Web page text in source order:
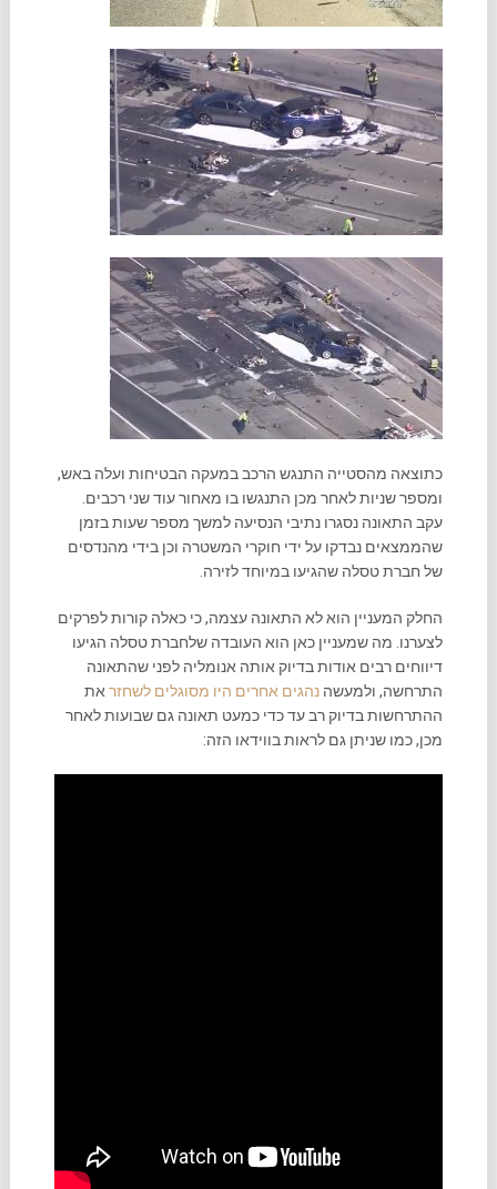
כתוצאה מהסטייה התנגש הרכב במעקה הבטיחות ועלה באש,
ומספר שניות לאחר מכן התנגשו בו מאחור עוד שני רכבים.
עקב התאונה נסגרו נתיבי הנסיעה למשך מספר שעות בזמן
שהממצאים נבדקו על ידי חוקרי המשטרה וכן בידי מהנדסים
של חברת טסלה שהגיעו במיוחד לזירה.
החלק המעניין הוא לא התאונה עצמה, כי כאלה קורות לפרקים
לצערנו. מה שמעניין כאן הוא העובדה שלחברת טסלה הגיעו
דיווחים רבים אודות בדיוק אותה אנומליה לפני שהתאונה
התרחשה, ולמעשה נהגים אחרים היו מסוגלים לשחזראת
ההתרחשות בדיוק רב עד כדי כמעט תאונה גם שבועות לאחר
מכן, כמו שניתן גם לראות בווידאו הזה: